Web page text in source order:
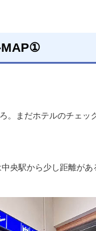
MAP①
。まだホテルのチェッ
央駅から少し距離があ